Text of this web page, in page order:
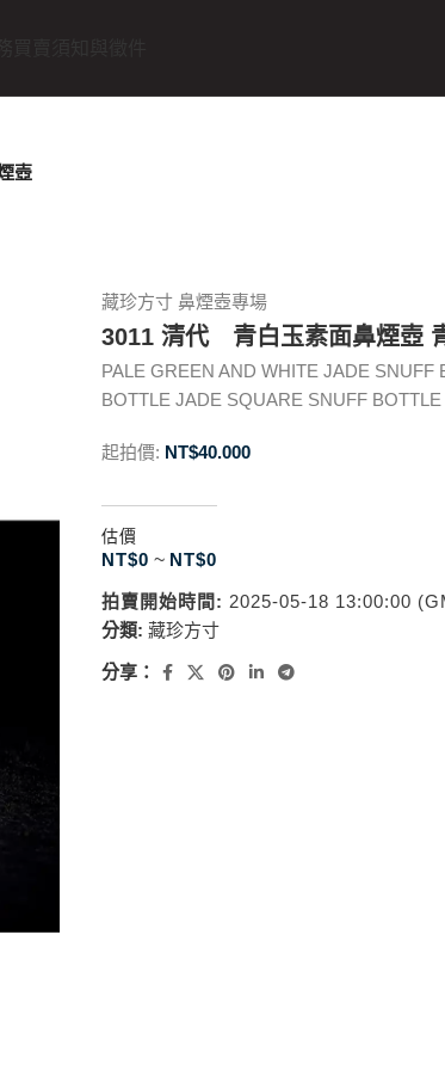
壺
藏珍方寸 鼻煙壺專場
3011 清代 青白玉素面鼻煙壺
PALE GREEN AND WHITE JADE
BOTTLE JADE SQUARE SNUFF
起拍價: NT$40.000
估價
NT$0 ~ NT$0
拍賣開始時間: 2025-05-18 13:00:00
分類: 藏珍方寸
分享：